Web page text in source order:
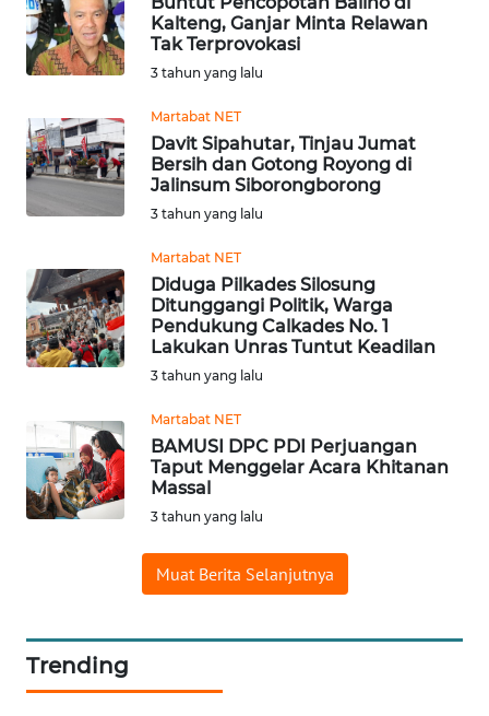
Kalteng, Ganjar Minta Relawan
Tak Terprovokasi
3 tahun yang lalu
Martabat NET
Davit Sipahutar, Tinjau Jumat
Bersih dan Gotong Royong di
Jalinsum Siborongborong
3 tahun yang lalu
Martabat NET
Diduga Pilkades Silosung
Ditunggangi Politik, Warga
Pendukung Calkades No. 1
Lakukan Unras Tuntut Keadilan
3 tahun yang lalu
Martabat NET
BAMUSI DPC PDI Perjuangan
Taput Menggelar Acara Khitanan
Massal
3 tahun yang lalu
Muat Berita Selanjutnya
Trending
WN
PADANG
WN
SUMEDANG
WN
KEPULAUAN
SERIBU
WN
TANGERANG
WN
BINJAI
WN
INDRAMAYU